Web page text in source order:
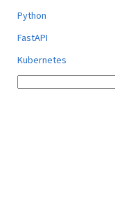
Python
FastAPI
Kubernetes